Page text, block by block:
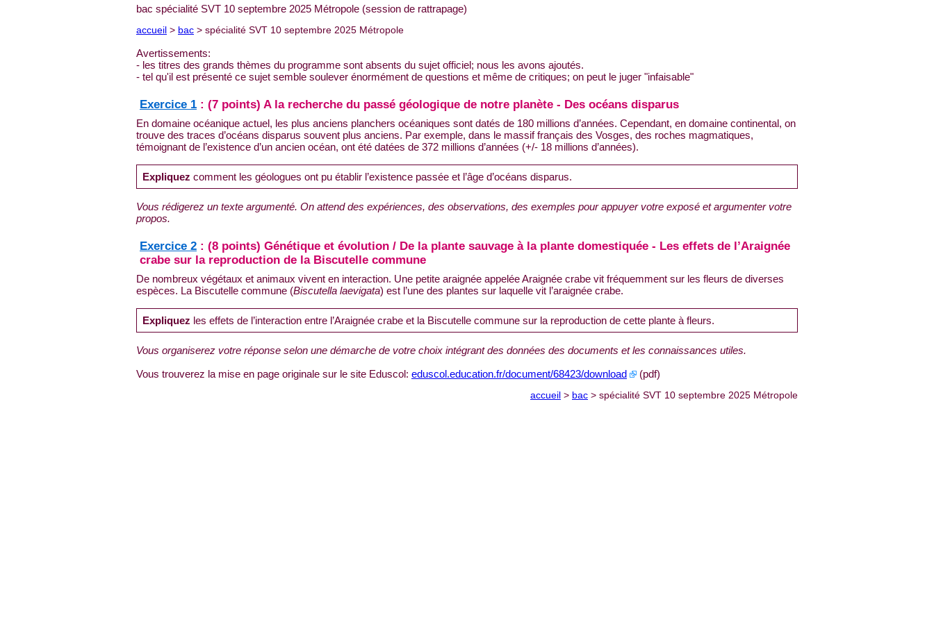
bac spécialité SVT 10 septembre 2025 Métropole (session de rattrapage)
accueil > bac > spécialité SVT 10 septembre 2025 Métropole
Avertissements:
- les titres des grands thèmes du programme sont absents du sujet officiel; nous les avons ajoutés.
- tel qu'il est présenté ce sujet semble soulever énormément de questions et même de critiques; on peut le juger "infaisable"
Exercice 1 : (7 points) A la recherche du passé géologique de notre planète - Des océans disparus
En domaine océanique actuel, les plus anciens planchers océaniques sont datés de 180 millions d’années. Cependant, en domaine continental, on
trouve des traces d’océans disparus souvent plus anciens. Par exemple, dans le massif français des Vosges, des roches magmatiques,
témoignant de l’existence d’un ancien océan, ont été datées de 372 millions d’années (+/- 18 millions d’années).
Expliquez comment les géologues ont pu établir l’existence passée et l’âge d’océans disparus.
Vous rédigerez un texte argumenté. On attend des expériences, des observations, des exemples pour appuyer votre exposé et argumenter votre
propos.
Exercice 2 : (8 points) Génétique et évolution / De la plante sauvage à la plante domestiquée - Les effets de l’Araignée
crabe sur la reproduction de la Biscutelle commune
De nombreux végétaux et animaux vivent en interaction. Une petite araignée appelée Araignée crabe vit fréquemment sur les fleurs de diverses
espèces. La Biscutelle commune (Biscutella laevigata) est l’une des plantes sur laquelle vit l’araignée crabe.
Expliquez les effets de l’interaction entre l’Araignée crabe et la Biscutelle commune sur la reproduction de cette plante à fleurs.
Vous organiserez votre réponse selon une démarche de votre choix intégrant des données des documents et les connaissances utiles.
Vous trouverez la mise en page originale sur le site Eduscol: eduscol.education.fr/document/68423/download (pdf)
accueil > bac > spécialité SVT 10 septembre 2025 Métropole